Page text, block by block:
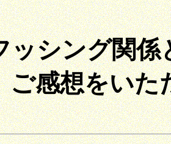
ッシング関係
ご感想をいた